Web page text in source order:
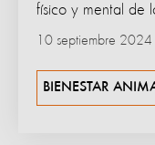
físico y mental de
10 septiembre 2024
BIENESTAR